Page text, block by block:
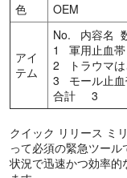
色
OEM
アイ
テム
No. 内容名
1 軍用止血
2 トラウマ
3 モール止
合計 3
クイック リリース ミ
って必須の緊急ツー
状況で迅速かつ効率